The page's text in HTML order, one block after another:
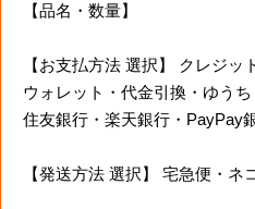
【品名・数量】
【お支払方法 選択】 クレジッ
ウォレット・代金引換・ゆう
住友銀行・楽天銀行・PayPay
【発送方法 選択】 宅急便・ネ